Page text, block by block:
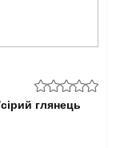
глянець